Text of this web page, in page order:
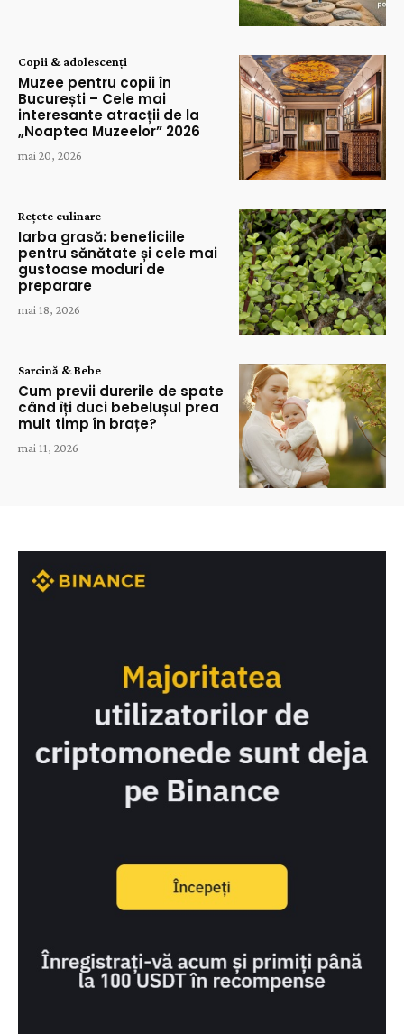
Copii & adolescenți
Muzee pentru copii în
București – Cele mai
interesante atracții de la
„Noaptea Muzeelor” 2026
mai 20, 2026
Rețete culinare
Iarba grasă: beneficiile
pentru sănătate și cele mai
gustoase moduri de
preparare
mai 18, 2026
Sarcină & Bebe
Cum previi durerile de spate
când îți duci bebelușul prea
mult timp în brațe?
mai 11, 2026